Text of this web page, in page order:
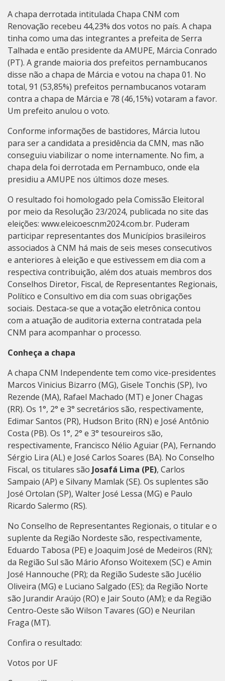
A chapa derrotada intitulada Chapa CNM com
Renovação recebeu 44,23% dos votos no país. A chapa
tinha como uma das integrantes a prefeita de Serra
Talhada e então presidente da AMUPE, Márcia Conrado
(PT). A grande maioria dos prefeitos pernambucanos
disse não a chapa de Márcia e votou na chapa 01. No
total, 91 (53,85%) prefeitos pernambucanos votaram
contra a chapa de Márcia e 78 (46,15%) votaram a favor.
Um prefeito anulou o voto.
Conforme informações de bastidores, Márcia lutou
para ser a candidata a presidência da CMN, mas não
conseguiu viabilizar o nome internamente. No fim, a
chapa dela foi derrotada em Pernambuco, onde ela
presidiu a AMUPE nos últimos doze meses.
O resultado foi homologado pela Comissão Eleitoral
por meio da Resolução 23/2024, publicada no site das
eleições: www.eleicoescnm2024.com.br. Puderam
participar representantes dos Municípios brasileiros
associados à CNM há mais de seis meses consecutivos
e anteriores à eleição e que estivessem em dia com a
respectiva contribuição, além dos atuais membros dos
Conselhos Diretor, Fiscal, de Representantes Regionais,
Político e Consultivo em dia com suas obrigações
sociais. Destaca-se que a votação eletrônica contou
com a atuação de auditoria externa contratada pela
CNM para acompanhar o processo.
Conheça a chapa
A chapa CNM Independente tem como vice-presidentes
Marcos Vinicius Bizarro (MG), Gisele Tonchis (SP), Ivo
Rezende (MA), Rafael Machado (MT) e Joner Chagas
(RR). Os 1°, 2° e 3° secretários são, respectivamente,
Edimar Santos (PR), Hudson Brito (RN) e José Antônio
Costa (PB). Os 1°, 2° e 3° tesoureiros são,
respectivamente, Francisco Nélio Aguiar (PA), Fernando
Sérgio Lira (AL) e José Carlos Soares (BA). No Conselho
Fiscal, os titulares são Josafá Lima (PE), Carlos
Sampaio (AP) e Silvany Mamlak (SE). Os suplentes são
José Ortolan (SP), Walter José Lessa (MG) e Paulo
Ricardo Salermo (RS).
No Conselho de Representantes Regionais, o titular e o
suplente da Região Nordeste são, respectivamente,
Eduardo Tabosa (PE) e Joaquim José de Medeiros (RN);
da Região Sul são Mário Afonso Woitexem (SC) e Amin
José Hannouche (PR); da Região Sudeste são Jucélio
Oliveira (MG) e Luciano Salgado (ES); da Região Norte
são Jurandir Araújo (RO) e Jair Souto (AM); e da Região
Centro-Oeste são Wilson Tavares (GO) e Neurilan
Fraga (MT).
Confira o resultado:
Votos por UF